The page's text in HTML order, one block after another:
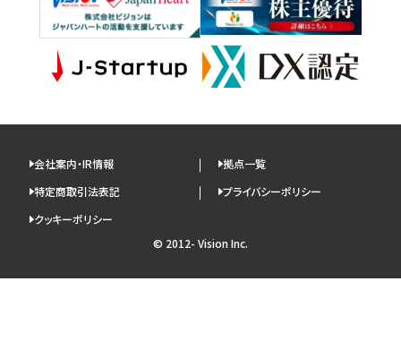
会社案内・IR情報
拠点一覧
特定商取引法表記
プライバシーポリシー
クッキーポリシー
© 2012- Vision Inc.